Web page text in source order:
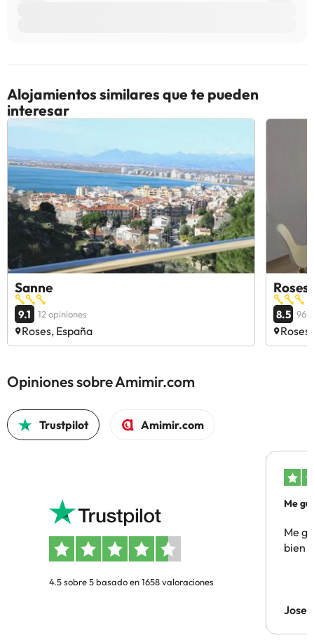
Alojamientos similares que te pueden
interesar
Sanne
9.1 12 opiniones
Roses, España
8.5 96
Opiniones sobre Amimir.com
Trustpilot Amimir.com
4.5 sobre 5 basado en 1658 valoraciones
Me
Me
bien
Jose